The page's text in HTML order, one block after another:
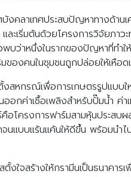
บังคลาเทศประสบปัญหาทางด้า
ละเริ่มต้นด้วยโครงการวิจัยภา
บว่าหนึ่งในรากของปัญหาที่ทำใ
มของคนในชุมชนถูกปล่อยให้เหื
สหกรณ์เพื่อการเกษตรรูปแบบใ
ออกค่าเชื้อเพลิงสำหรับปั๊มน้ำ
โครงการฟาร์มสามหุ้นประสบผ
นแบบแร้นแค้นให้ดีขึ้น พร้อมนำ
งใจสร้างให้กรามีนเป็นธนาคา